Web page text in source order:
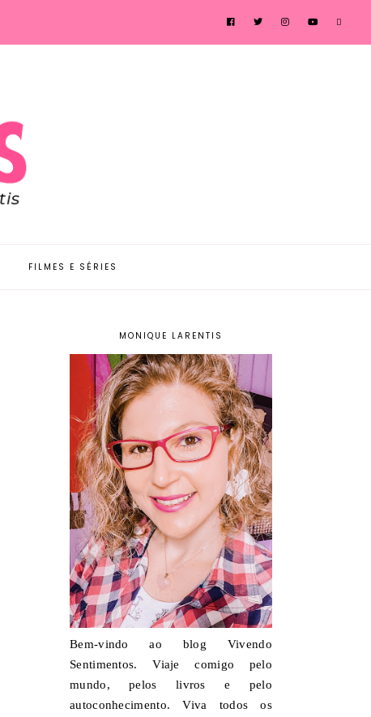
FILMES E SÉRIES
MONIQUE LARENTIS
Bem-vindo ao blog Vivendo
Sentimentos. Viaje comigo pelo
mundo, pelos livros e pelo
autoconhecimento. Viva todos os